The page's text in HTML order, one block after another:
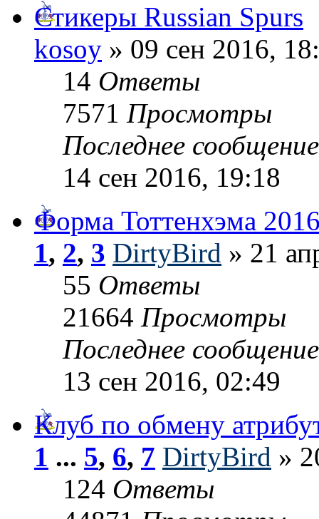
Стикеры Russian Spurs
kosoy » 09 сен 2016,
14 Ответы
7571 Просмотры
Последнее
14 сен 2016, 19:18
Форма Тоттенхэма
1, 2, 3 DirtyBird » 21
55 Ответы
21664 Просмотры
Последнее
13 сен 2016, 02:49
Клуб по обмену
1 ... 5, 6, 7 DirtyBird »
124 Ответы